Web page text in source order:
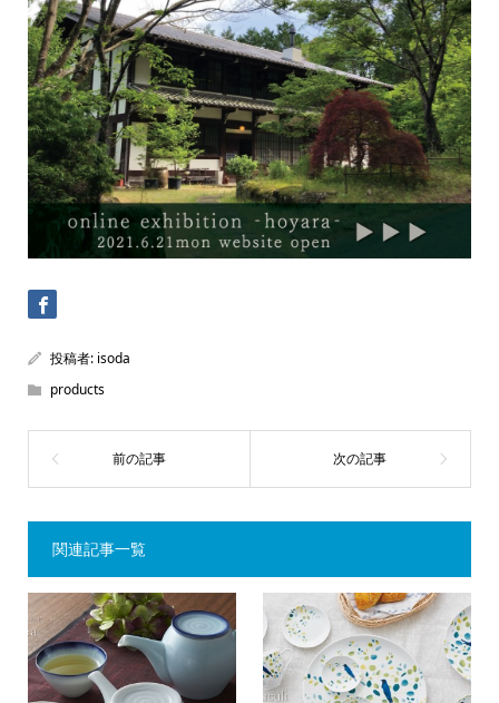
投稿者: isoda
products
関連記事一覧